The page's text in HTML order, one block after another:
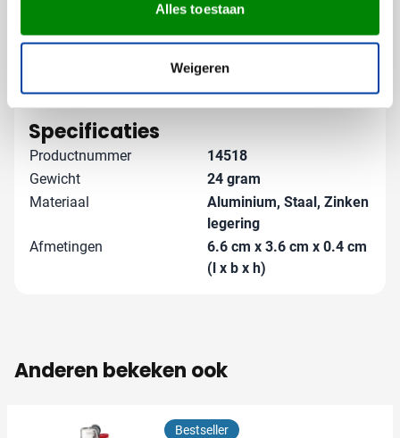
Alles toestaan
Weigeren
aan zodat je precies weet wat je kunt verwachten. Of
heb je andere wensen voor de bedrukking? Neem
contact met ons op - we denken graag met je mee om
de perfecte sleutelhanger voor jouw bedrijf te creëren!
Specificaties
Productnummer
14518
Gewicht
24 gram
Materiaal
Aluminium, Staal, Zinken
legering
Afmetingen
6.6 cm x 3.6 cm x 0.4 cm
(l x b x h)
Anderen bekeken ook
Bestseller